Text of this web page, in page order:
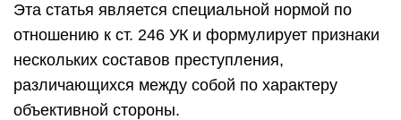
Эта статья является специальной нормой по
отношению к ст. 246 УК и формулирует признаки
нескольких составов преступления,
различающихся между собой по характеру
объективной стороны.